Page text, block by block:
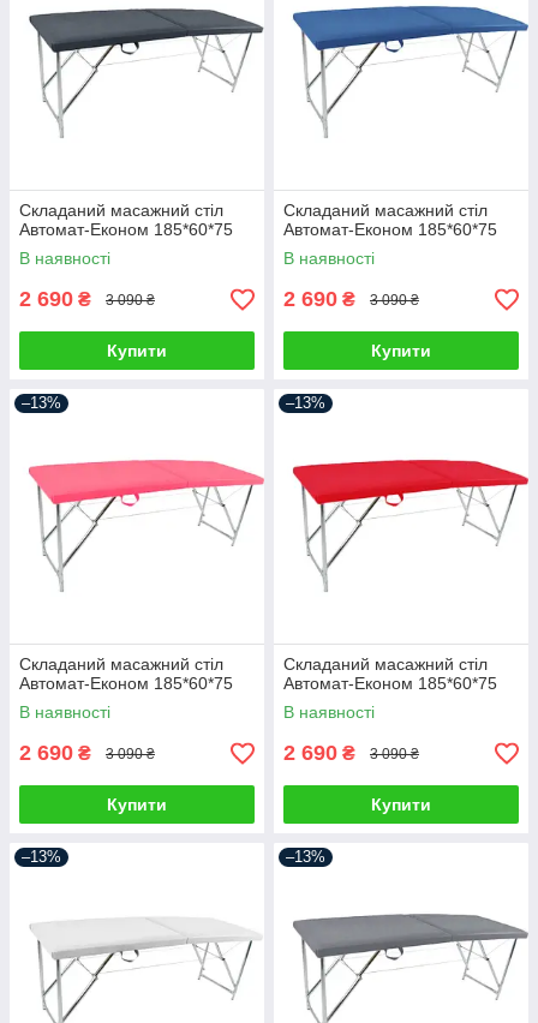
Складаний масажний стіл
Автомат-Економ 185*60*75
В наявності
2 690 ₴ 3 090 ₴
Купити
Складаний масажний стіл
Автомат-Економ 185*60*75
В наявності
2 690 ₴ 3 090 ₴
Купити
–13%
Складаний масажний стіл
Автомат-Економ 185*60*75
В наявності
2 690 ₴ 3 090 ₴
Купити
–13%
Складаний масажний стіл
Автомат-Економ 185*60*75
В наявності
2 690 ₴ 3 090 ₴
Купити
–13% –13%